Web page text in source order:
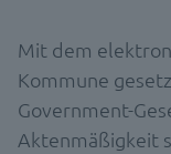
Mit dem
Kommune
Government-
Aktenmäßigkeit